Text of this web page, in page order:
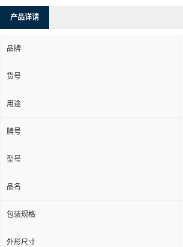
产品详请
品牌
货号
用途
牌号
型号
品名
包装规格
外形尺寸